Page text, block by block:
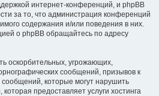
интернет-конференций, и phpBB
за то, что администрация конференций
содержания и/или поведения в них.
о phpBB обращайтесь по адресу
оскорбительных, угрожающих,
сообщений, призывов к
которые могут нарушить
предоставляет услуги хостинга